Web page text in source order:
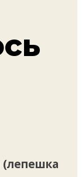
(лепешка